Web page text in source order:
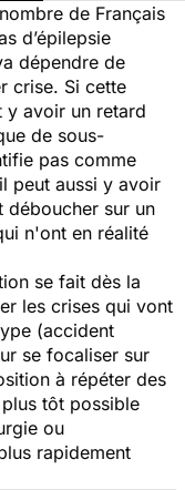
de Français
d’épilepsie
dépendre de
crise. Si cette
y avoir un retard
de sous-
pas comme
peut aussi y avoir
déboucher sur un
n'ont en réalité
se fait dès la
les crises qui vont
(accident
se focaliser sur
à répéter des
tôt possible
ou
rapidement